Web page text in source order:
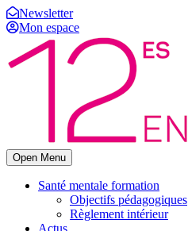
Newsletter
Mon espace
Open Menu
Santé mentale formation
Objectifs pédagogiques
Règlement intérieur
Actus